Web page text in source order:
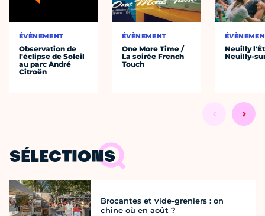
ÉVÈNEMENT
Observation de
l'éclipse de Soleil
au parc André
Citroën
ÉVÈNEMENT
One More Time /
La soirée French
Touch
Neuilly
Neuilly-
SÉLECTIONS
Brocantes et vide-greniers : on
chine où en août ?